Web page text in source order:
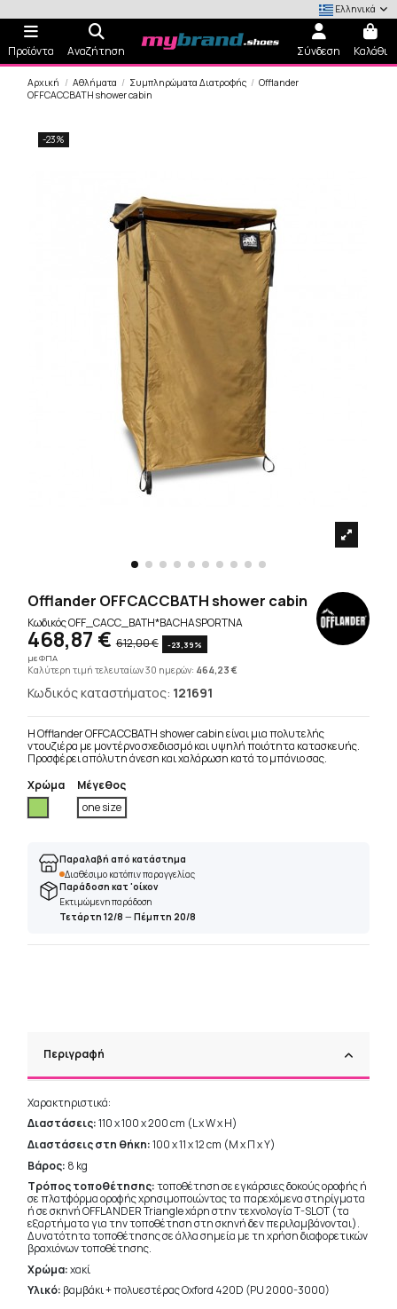
Ελληνικά
Προϊόντα Αναζήτηση Σύνδεση Καλάθι
Αρχική Αθλήματα Συμπληρώματα Διατροφής
Offlander
OFFCACCBATH shower cabin
-23%
Offlander OFFCACCBATH shower cabin
ΚωδικόςOFF_CACC_BATH*BACHASPORTNA
468,87 € 612,00 €
-23,39%
με ΦΠΑ
Καλύτερη τιμή τελευταίων 30 ημερών: 464,23 €
Κωδικός καταστήματος: 121691
Η Offlander OFFCACCBATH shower cabin είναι μια πολυτελής
ντουζιέρα με μοντέρνο σχεδιασμό και υψηλή ποιότητα κατασκευής.
Προσφέρει απόλυτη άνεση και χαλάρωση κατά το μπάνιο σας.
Χρώμα
Μέγεθος
one size
Παραλαβή από κατάστημα
Διαθέσιμο κατόπιν παραγγελίας
Παράδοση κατ 'οίκον
Εκτιμώμενη παράδοση
Τετάρτη 12/8 —Πέμπτη 20/8
Περιγραφή
Χαρακτηριστικά:
Διαστάσεις: 110 x 100 x 200 cm (L x W x H)
Διαστάσεις στη θήκη: 100 x 11 x 12 cm (Μ x Π x Υ)
Βάρος: 8 kg
Τρόπος τοποθέτησης: τοποθέτηση σε εγκάρσιες δοκούς οροφής ή
σε πλατφόρμα οροφής χρησιμοποιώντας τα παρεχόμενα στηρίγματα
ή σε σκηνή OFFLANDER Triangle χάρη στην τεχνολογία T-SLOT (τα
εξαρτήματα για την τοποθέτηση στη σκηνή δεν περιλαμβάνονται).
Δυνατότητα τοποθέτησης σε άλλα σημεία με τη χρήση διαφορετικών
βραχιόνων τοποθέτησης.
Χρώμα: χακί
Υλικό: βαμβάκι + πολυεστέρας Oxford 420D (PU 2000-3000)